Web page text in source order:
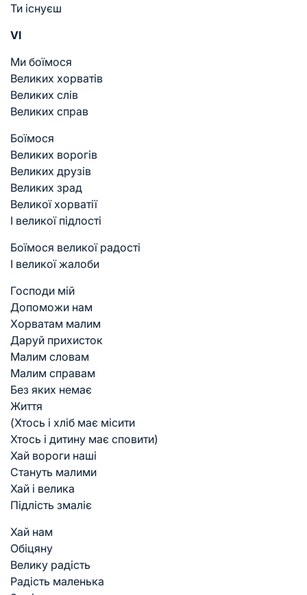
Ти існуєш
VI
Ми боїмося
Великих хорватів
Великих слів
Великих справ
Боїмося
Великих ворогів
Великих друзів
Великих зрад
Великої хорватії
І великої підлості
Боїмося великої радості
І великої жалоби
Господи мій
Допоможи нам
Хорватам малим
Даруй прихисток
Малим словам
Малим справам
Без яких немає
Життя
(Хтось і хліб має місити
Хтось і дитину має сповити)
Хай вороги наші
Стануть малими
Хай і велика
Підлість змаліє
Хай нам
Обіцяну
Велику радість
Радість маленька